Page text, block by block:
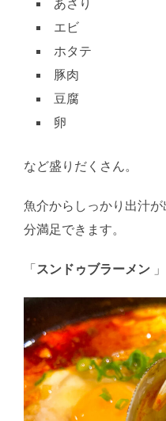
あさり
エビ
ホタテ
豚肉
豆腐
卵
など盛りだくさん。
魚介からしっかり出汁
分満足できます。
「 スンドゥブラーメン